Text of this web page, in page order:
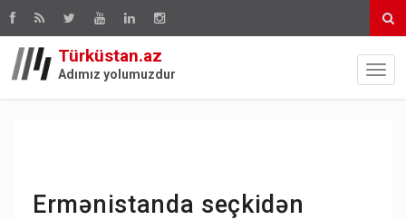
Türküstan.az
Adımız yolumuzdur
Ermənistanda seçkidən